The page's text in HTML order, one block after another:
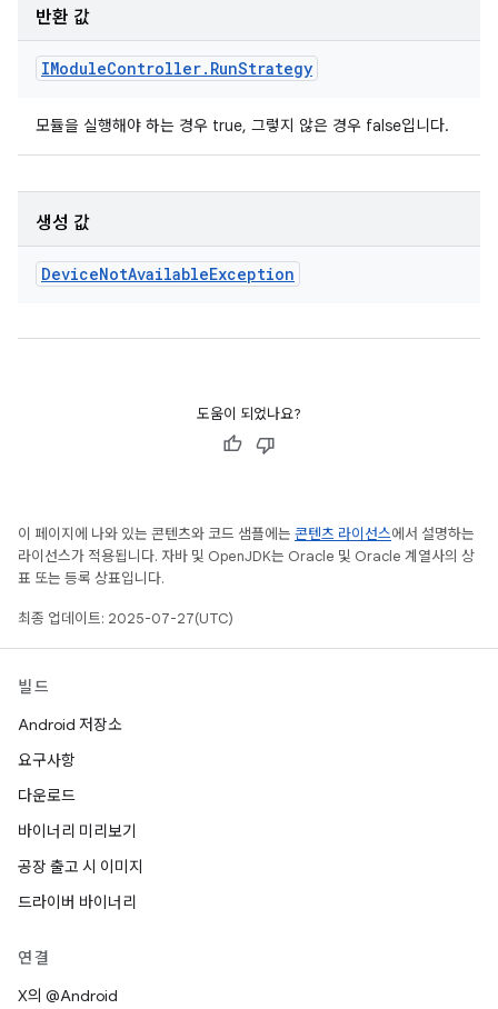
반환 값
IModuleController. RunStrategy
모듈을 실행해야 하는 경우 true, 그렇지 않은 경우 false입니다.
생성 값
DeviceNotAvailableException
도움이 되었나요?
이 페이지에 나와 있는 콘텐츠와 코드 샘플에는 콘텐츠 라이선스에서 설명하는
라이선스가 적용됩니다. 자바 및 OpenJDK는 Oracle 및 Oracle 계열사의 상
표 또는 등록 상표입니다.
최종 업데이트: 2025-07-27(UTC)
빌드
Android 저장소
요구사항
다운로드
바이너리 미리보기
공장 출고 시 이미지
드라이버 바이너리
연결
X의 @Android